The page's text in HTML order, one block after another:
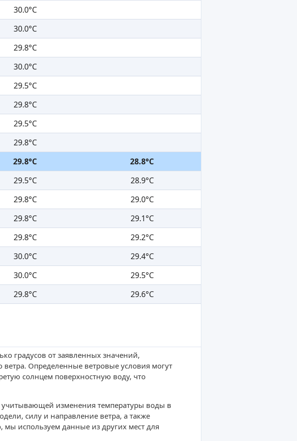
30.0°C
30.0°C
29.8°C
30.0°C
29.5°C
29.8°C
29.5°C
29.8°C
29.8°C
28.8°C
29.5°C
28.9°C
29.8°C
29.0°C
29.8°C
29.1°C
29.8°C
29.2°C
30.0°C
29.4°C
30.0°C
29.5°C
29.8°C 29.6°C
градусов от заявленных значений,
Определенные ветровые условия могут
солнцем поверхностную воду, что
учитывающей изменения температуры воды в
силу и направление ветра, а также
мы используем данные из других мест для